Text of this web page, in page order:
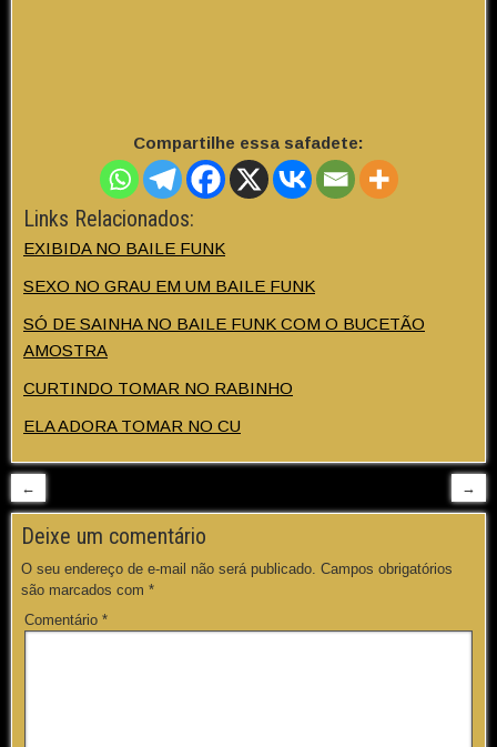
Compartilhe essa safadete:
Links Relacionados:
EXIBIDA NO BAILE FUNK
SEXO NO GRAU EM UM BAILE FUNK
SÓ DE SAINHA NO BAILE FUNK COM O BUCETÃO
AMOSTRA
CURTINDO TOMAR NO RABINHO
ELA ADORA TOMAR NO CU
← →
Deixe um comentário
O seu endereço de e-mail não será publicado. Campos obrigatórios
são marcados com *
Comentário *